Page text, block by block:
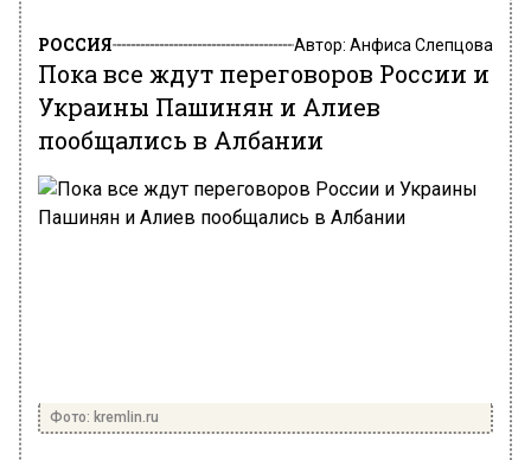
РОССИЯ Автор: Анфиса Слепцова
Пока все ждут переговоров России и
Украины Пашинян и Алиев
пообщались в Албании
Фото: kremlin.ru